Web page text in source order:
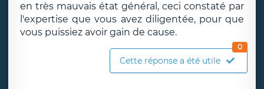
en très mauvais état général, ceci constaté par
l'expertise que vous avez diligentée, pour que
vous puissiez avoir gain de cause.
Cette réponse a été utile
0